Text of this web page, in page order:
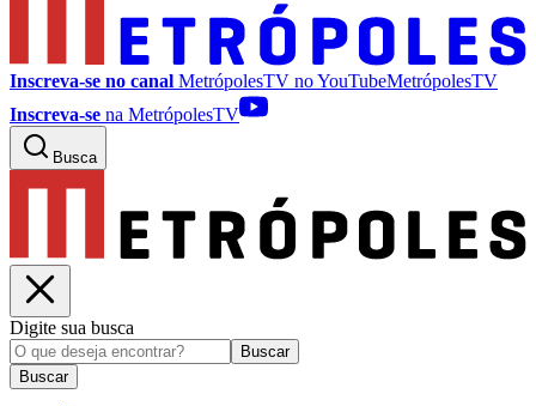
Inscreva-se no canal MetrópolesTV noYouTubeMetrópolesTV
Inscreva-se na MetrópolesTV
Busca
Digite sua busca
Buscar
Buscar